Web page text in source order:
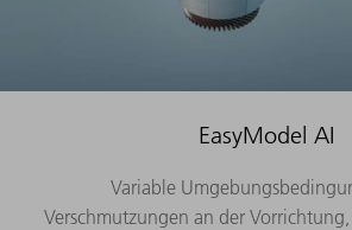
EasyModel AI
Variable
Verschmutzungen an der